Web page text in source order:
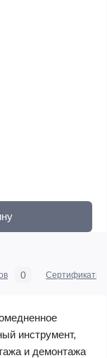
0 Сертификаты
инструмент,
и демонтажа